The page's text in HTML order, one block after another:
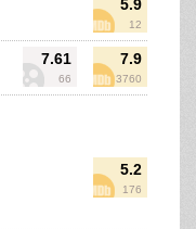
5.9
12
7.61
66
7.9
3760
5.2
176